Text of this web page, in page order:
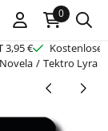
oder alle
0
3,95 €
/ Tektro Lyra -